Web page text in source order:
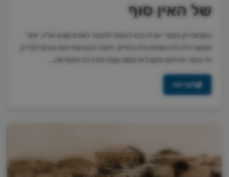
של האין סוף
כשהצדיק נפטר יש לו כוח לפעול ולעזור לאדם שבא אליו, יותר
מאשר היה לו כשהוא היה בחיים. תארו לכם שהייתם באים לצדיק
חי בגוף, והייתם מקבלים ממנו עצה והדרכה והשראה…
לקריאה